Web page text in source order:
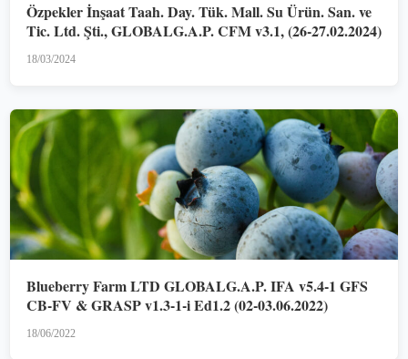
Özpekler İnşaat Taah. Day. Tük. Mall. Su Ürün. San. ve
Tic. Ltd. Şti., GLOBALG.A.P. CFM v3.1, (26-27.02.2024)
18/03/2024
Blueberry Farm LTD GLOBALG.A.P. IFA v5.4-1 GFS
CB-FV & GRASP v1.3-1-i Ed1.2 (02-03.06.2022)
18/06/2022